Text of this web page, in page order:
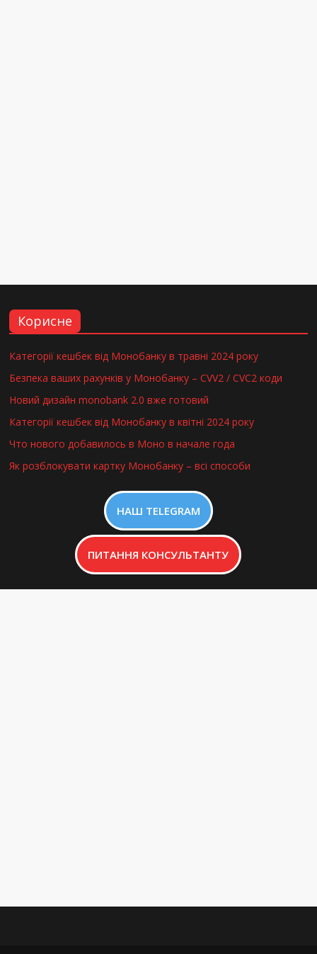
Корисне
Категорії кешбек від Монобанку в травні 2024 року
Безпека ваших рахунків у Монобанку – CVV2 / CVC2 коди
Новий дизайн monobank 2.0 вже готовий
Категорії кешбек від Монобанку в квітні 2024 року
Что нового добавилось в Моно в начале года
Як розблокувати картку Монобанку – всі способи
НАШ TELEGRAM
ПИТАННЯ КОНСУЛЬТАНТУ